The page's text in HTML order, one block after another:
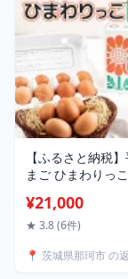
の日 記念日 送料
【ふるさと納税
まご ひまわりっ
2個) 1箱×3回 卵
質 贈答 お歳暮 那
子 無選別 コク旨
¥21,000
★ 3.8 (6件)
📍 茨城県那珂市 の